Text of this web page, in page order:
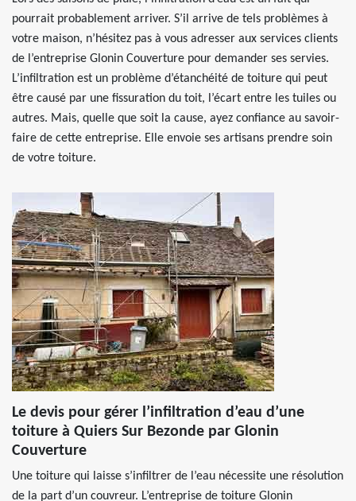
pourrait probablement arriver. S’il arrive de tels problèmes à
votre maison, n’hésitez pas à vous adresser aux services clients
de l’entreprise Glonin Couverture pour demander ses servies.
L’infiltration est un problème d’étanchéité de toiture qui peut
être causé par une fissuration du toit, l’écart entre les tuiles ou
autres. Mais, quelle que soit la cause, ayez confiance au savoir-
faire de cette entreprise. Elle envoie ses artisans prendre soin
de votre toiture.
Le devis pour gérer l’infiltration d’eau d’une
toiture à Quiers Sur Bezonde par Glonin
Couverture
Une toiture qui laisse s’infiltrer de l’eau nécessite une résolution
de la part d’un couvreur. L’entreprise de toiture Glonin